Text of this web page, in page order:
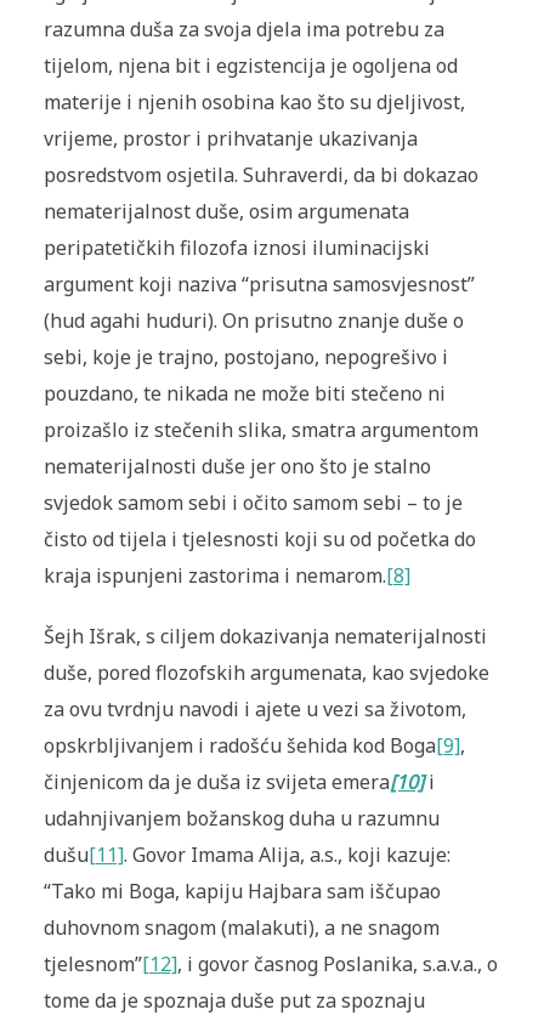
razumna duša za svoja djela ima potrebu za
tijelom, njena bit i egzistencija je ogoljena od
materije i njenih osobina kao što su djeljivost,
vrijeme, prostor i prihvatanje ukazivanja
posredstvom osjetila. Suhraverdi, da bi dokazao
nematerijalnost duše, osim argumenata
peripatetičkih filozofa iznosi iluminacijski
argument koji naziva “prisutna samosvjesnost”
(hud agahi huduri). On prisutno znanje duše o
sebi, koje je trajno, postojano, nepogrešivo i
pouzdano, te nikada ne može biti stečeno ni
proizašlo iz stečenih slika, smatra argumentom
nematerijalnosti duše jer ono što je stalno
svjedok samom sebi i očito samom sebi – to je
čisto od tijela i tjelesnosti koji su od početka do
kraja ispunjeni zastorima i nemarom.[8]
Šejh Išrak, s ciljem dokazivanja nematerijalnosti
duše, pored flozofskih argumenata, kao svjedoke
za ovu tvrdnju navodi i ajete u vezi sa životom,
opskrbljivanjem i radošću šehida kod Boga[9],
činjenicom da je duša iz svijeta emera[10]i
udahnjivanjem božanskog duha u razumnu
dušu[11]. Govor Imama Alija, a.s., koji kazuje:
“Tako mi Boga, kapiju Hajbara sam iščupao
duhovnom snagom (malakuti), a ne snagom
tjelesnom”[12], i govor časnog Poslanika, s.a.v.a., o
tome da je spoznaja duše put za spoznaju